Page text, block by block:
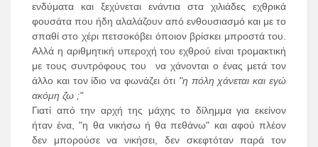
ενδύματα και ξεχύνεται ενάντια στα χιλιάδες εχθρικά
φουσάτα που ήδη αλαλάζουν από ενθουσιασμό και με το
σπαθί στο χέρι πετσοκόβει όποιον βρίσκει μπροστά του.
Αλλά η αριθμητική υπεροχή του εχθρού είναι τρομακτική
με τους συντρόφους του να χάνονται ο ένας μετά τον
άλλο και τον ίδιο να φωνάζει ότι "η πόλη χάνεται και εγώ
ακόμη ζω ;"
Γιατί από την αρχή της μάχης το δίλημμα για εκείνον
ήταν ένα, "η θα νικήσω ή θα πεθάνω" και αφού πλέον
δεν μπορούσε να νικήσει, δεν σκεφτόταν παρά τον